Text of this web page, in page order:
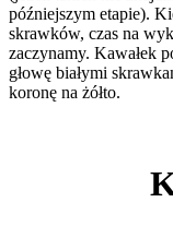
późniejszym etapie).
skrawków, czas na
zaczynamy. Kawałek
głowę białymi
koronę na żółto.